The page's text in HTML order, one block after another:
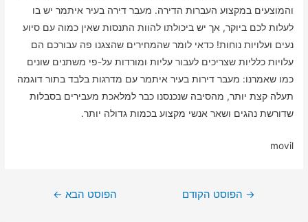
והמוצעים במקצוע העברות הדירה. מעבר דירה בעיר איתמר יש בו
לעלות לכם ביוקר, אך יש ביכולתו להוות התנסות שאין כמוה עם סיוע
נעים ועלויות נוחות! כדאי לומר שהמחירים שהצגנו פה עבורכם הם
עלויות כלליות שצריכים לעבור עליות ומורדות על-פי משתנים שונים
כמו שאמרנו: מעבר דירות בעיר איתמר עם מדרגות בלבד בתור דוגמה
תעלה קצת יותר, מהסיבה שנכנסנו כבר למלאכת מעבירים בסבלות
שדורשת נהגים ושאר אנשי מקצוע בכמות גדולה יותר.
movil
ניווט
→ הפוסט הקודם הפוסט הבא ←